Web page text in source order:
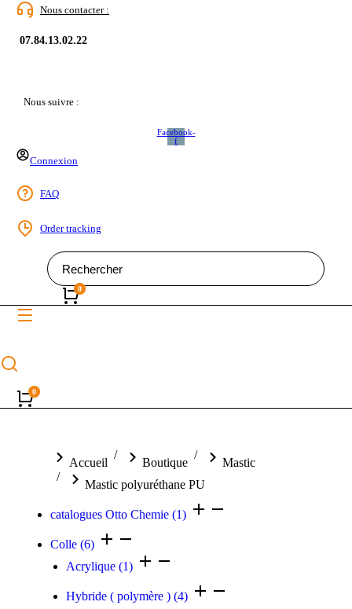
Nous contacter :
07.84.13.02.22
Nous suivre :
Facebook-
f
Connexion
FAQ
Order tracking
Search
Vous êtes ici :
Accueil Boutique
Mastic
Mastic polyuréthane PU
catalogues Otto Chemie (1)
Colle (6)
Acrylique (1)
Hybride ( polymère ) (4)